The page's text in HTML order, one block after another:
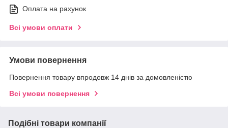
Оплата на рахунок
Всі умови оплати
Умови повернення
Повернення товару впродовж 14 днів за домовленістю
Всі умови повернення
Подібні товари компанії